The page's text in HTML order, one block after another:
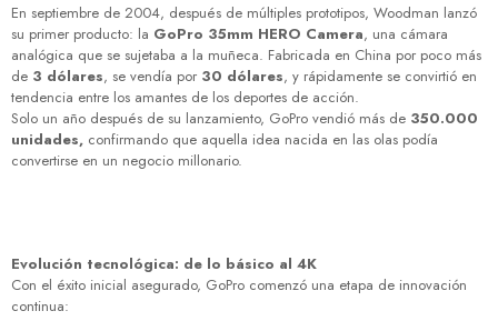
En septiembre de 2004, después de múltiples prototipos, Woodman lanzó
su primer producto: la GoPro 35mm HERO Camera, una cámara
analógica que se sujetaba a la muñeca. Fabricada en China por poco más
de 3 dólares, se vendía por 30 dólares, y rápidamente se convirtió en
tendencia entre los amantes de los deportes de acción.
Solo un año después de su lanzamiento, GoPro vendió más de 350.000
unidades, confirmando que aquella idea nacida en las olas podía
convertirse en un negocio millonario.
Evolución tecnológica: de lo básico al 4K
Con el éxito inicial asegurado, GoPro comenzó una etapa de innovación
continua: